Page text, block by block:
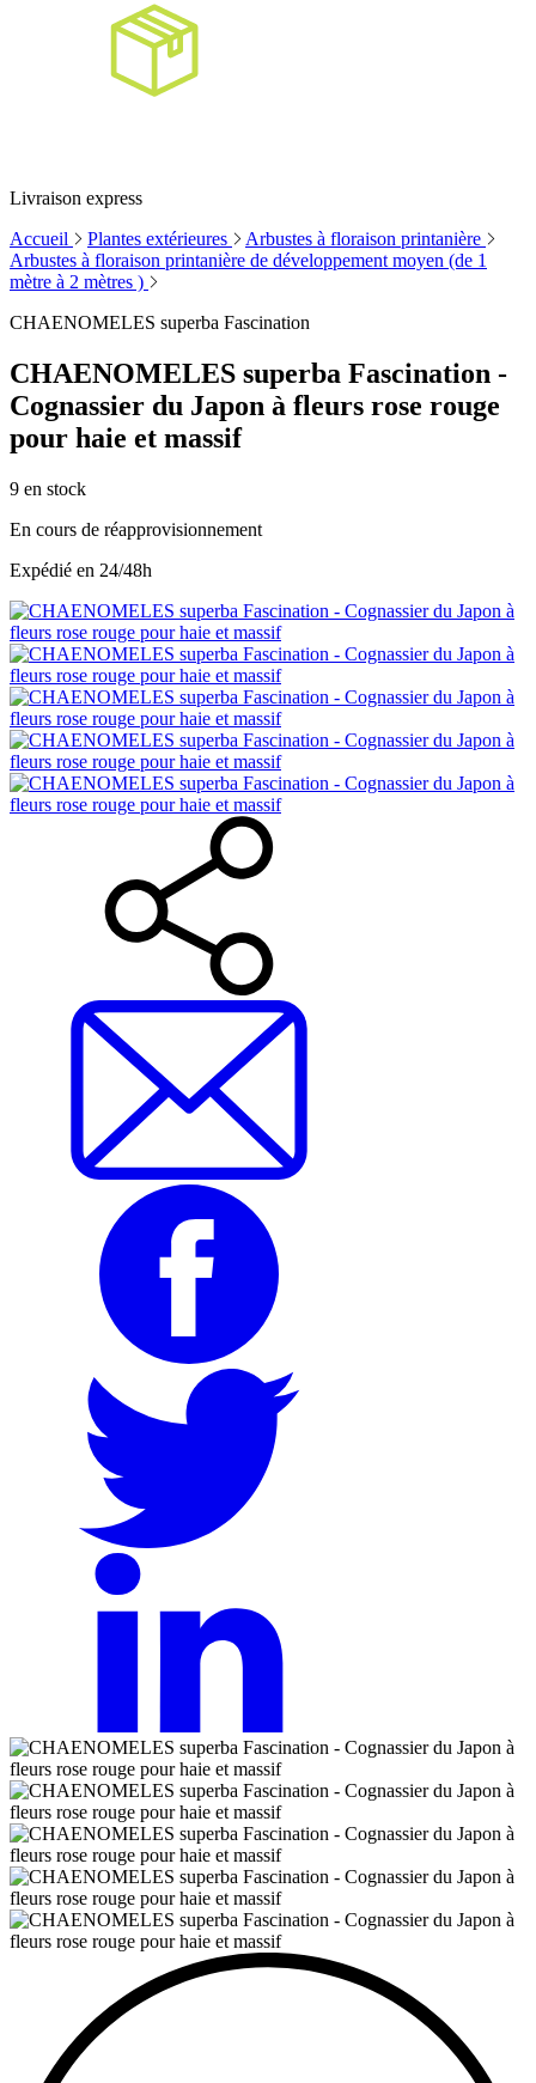
Livraison express
Accueil
Plantes extérieures
Arbustes à floraison printanière
Arbustes à floraison printanière de développement moyen (de 1
mètre à 2 mètres )
CHAENOMELES superba Fascination
CHAENOMELES superba Fascination -
Cognassier du Japon à fleurs rose rouge
pour haie et massif
9 en stock
En cours de réapprovisionnement
Expédié en 24/48h